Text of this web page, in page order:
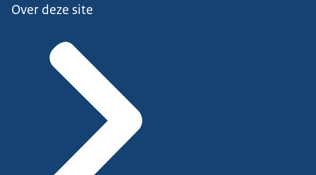
Over deze site